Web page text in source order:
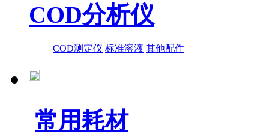
COD分析仪
COD测定仪 标准溶液 其他配件
常用耗材